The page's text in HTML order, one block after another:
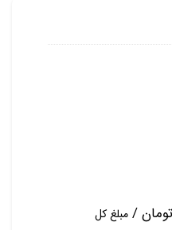
مبلغ کل